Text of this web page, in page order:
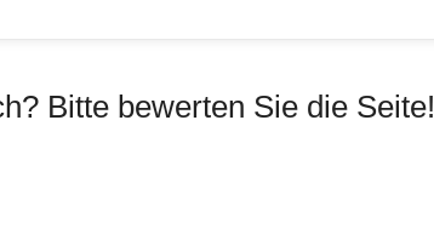
Bitte bewerten Sie die Seite!